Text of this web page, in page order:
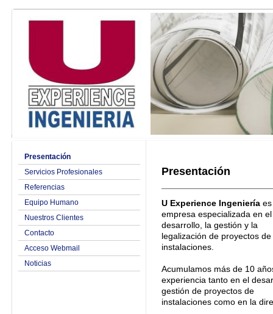
Presentación
Servicios Profesionales
Referencias
Equipo Humano
Nuestros Clientes
Contacto
Acceso Webmail
Noticias
Presentación
U Experience Ingeniería
empresa especializada en el
desarrollo, la gestión y la
legalización de proyectos de
instalaciones.
Acumulamos más de 10
experiencia tanto en el
gestión de proyectos de
instalaciones como en la